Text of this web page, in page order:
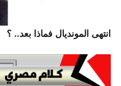
انتهى المونديال فماذا بعد.. ؟